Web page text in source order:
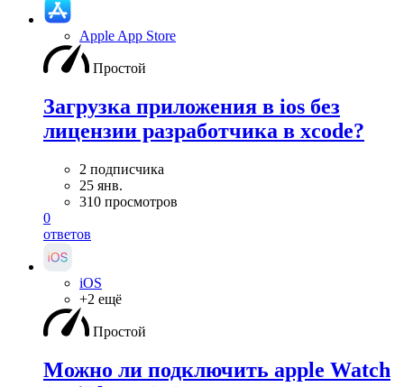
Apple App Store
Простой
Загрузка приложения в ios без
лицензии разработчика в xcode?
2 подписчика
25 янв.
310 просмотров
0
ответов
iOS
+2 ещё
Простой
Можно ли подключить apple Watch